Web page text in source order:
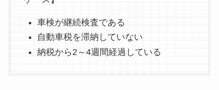
車検が継続検査である
自動車税を滞納していない
納税から2～4週間経過している